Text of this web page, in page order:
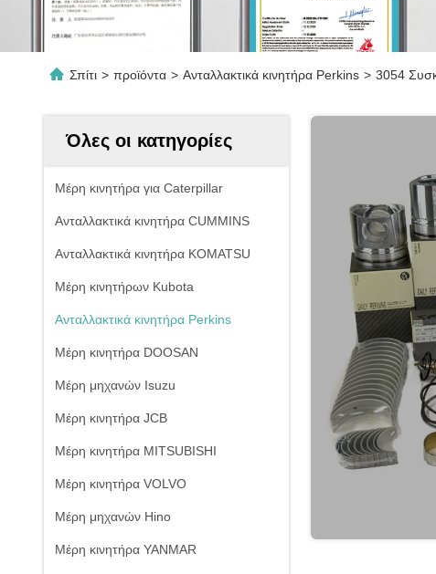
Σπίτι > προϊόντα > Ανταλλακτικά κινητήρα Perkins > 3054
Όλες οι κατηγορίες
Μέρη κινητήρα για Caterpillar
Ανταλλακτικά κινητήρα CUMMINS
Ανταλλακτικά κινητήρα KOMATSU
Μέρη κινητήρων Kubota
Ανταλλακτικά κινητήρα Perkins
Μέρη κινητήρα DOOSAN
Μέρη μηχανών Isuzu
Μέρη κινητήρα JCB
Μέρη κινητήρα MITSUBISHI
Μέρη κινητήρα VOLVO
Μέρη μηχανών Hino
Μέρη κινητήρα YANMAR